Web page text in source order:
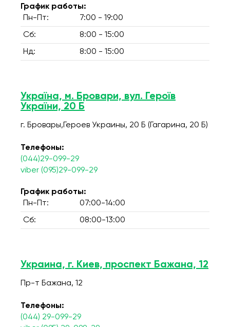
График работы:
Пн-Пт:
7:00 - 19:00
Сб: 8:00 - 15:00
Нд: 8:00 - 15:00
Україна, м. Бровари, вул. Героїв
України, 20 Б
г. Бровары,Героев Украины, 20 Б (Гагарина, 20 Б)
Телефоны:
(044)29-099-29
viber (095)29-099-29
График работы:
Пн-Пт:
07:00-14:00
Сб: 08:00-13:00
Украина, г. Киев, проспект Бажана, 12
Пр-т Бажана, 12
Телефоны:
(044) 29-099-29